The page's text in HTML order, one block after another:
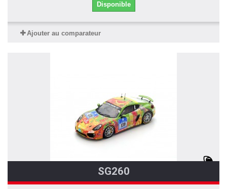
Disponible
Ajouter au comparateur
SG260